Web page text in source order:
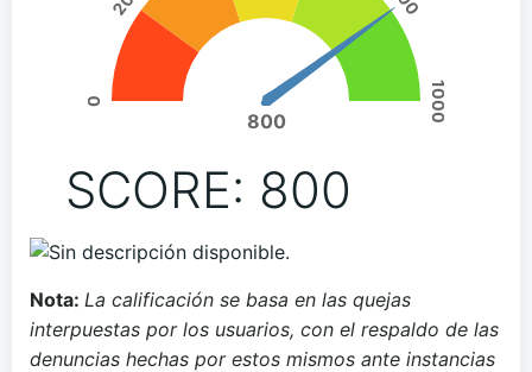
0 1000
800
SCORE: 800
Nota: La calificación se basa en las quejas
interpuestas por los usuarios, con el respaldo de las
denuncias hechas por estos mismos ante instancias